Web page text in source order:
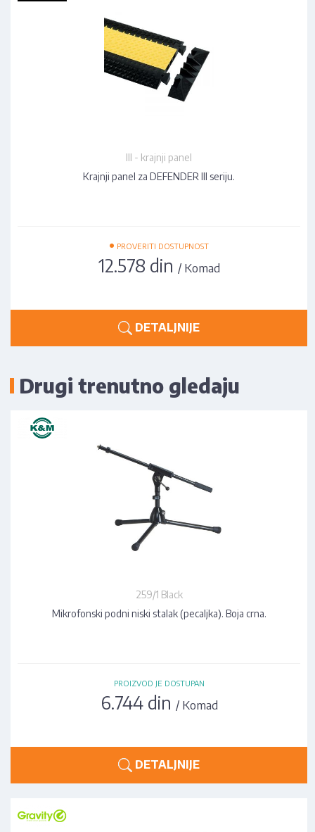
III - krajnji panel
Krajnji panel za DEFENDER III seriju.
• PROVERITI DOSTUPNOST
12.578 din / Komad
DETALJNIJE
Drugi trenutno gledaju
259/1 Black
Mikrofonski podni niski stalak (pecaljka). Boja crna.
PROIZVOD JE DOSTUPAN
6.744 din / Komad
DETALJNIJE